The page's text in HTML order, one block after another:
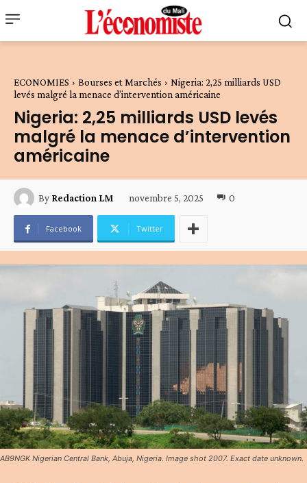
ECONOMIES Bourses et Marchés
Nigeria: 2,25 milliards USD
levés malgré la menace d’intervention américaine
Nigeria: 2,25 milliards USD levés
malgré la menace d’intervention
américaine
By Redaction LM novembre 5, 2025 0
Facebook Twitter
AB9NGK Nigerian Central Bank, Abuja, Nigeria. Image shot 2007. Exact date unknown.